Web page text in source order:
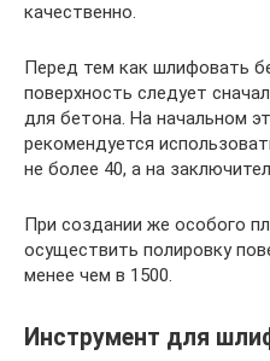
качественно.
Перед тем как шлифовать
поверхность следует
для бетона. На начальном
рекомендуется
не более 40, а на
При создании же особого
осуществить полировку
менее чем в 1500.
Инструмент для